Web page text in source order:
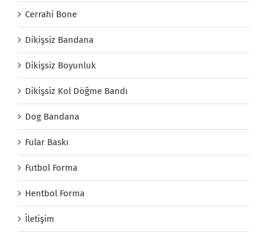
Cerrahi Bone
Dikişsiz Bandana
Dikişsiz Boyunluk
Dikişsiz Kol Döğme Bandı
Dog Bandana
Fular Baskı
Futbol Forma
Hentbol Forma
İletişim